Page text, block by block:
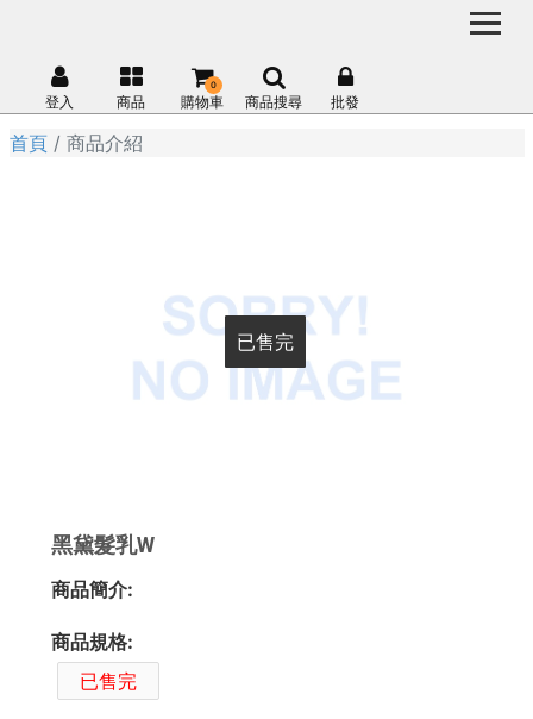
登入 商品 購物車
0
商品搜尋 批發
首頁 商品介紹
已售完
已售完
已售完
黑黛髮乳W
商品簡介:
商品規格:
已售完